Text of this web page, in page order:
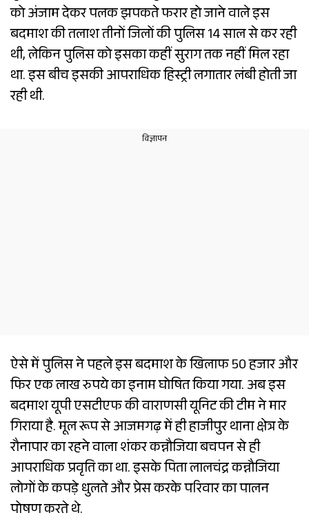
को अंजाम देकर पलक झपकते फरार हो जाने वाले इस
बदमाश की तलाश तीनों जिलों की पुलिस 14 साल से कर रही
थी, लेकिन पुलिस को इसका कहीं सुराग तक नहीं मिल रहा
था. इस बीच इसकी आपराधिक हिस्ट्री लगातार लंबी होती जा
रही थी.
ऐसे में पुलिस ने पहले इस बदमाश के खिलाफ 50 हजार और
फिर एक लाख रुपये का इनाम घोषित किया गया. अब इस
बदमाश यूपी एसटीएफ की वाराणसी यूनिट की टीम ने मार
गिराया है. मूल रूप से आजमगढ़ में ही हाजीपुर थाना क्षेत्र के
रौनापार का रहने वाला शंकर कन्नौजिया बचपन से ही
आपराधिक प्रवृति का था. इसके पिता लालचंद्र कन्नौजिया
लोगों के कपड़े धुलते और प्रेस करके परिवार का पालन
पोषण करते थे.